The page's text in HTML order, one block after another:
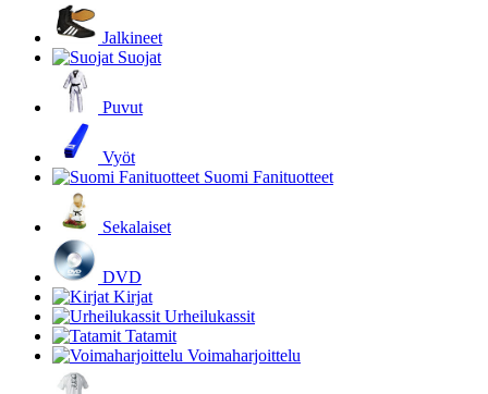
Jalkineet
Suojat
Puvut
Vyöt
Suomi Fanituotteet
Sekalaiset
DVD
Kirjat
Urheilukassit
Tatamit
Voimaharjoittelu